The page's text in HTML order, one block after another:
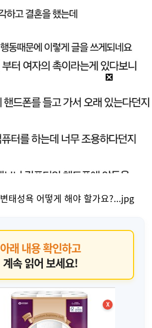
아래 내용 확인하고
계속 읽어 보세요!
X